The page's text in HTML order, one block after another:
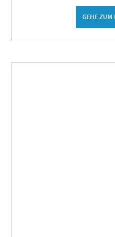
GEHE ZUM